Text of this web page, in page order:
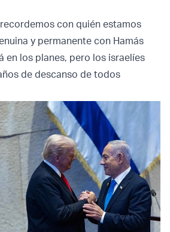
con quién estamos
y permanente con Hamás
en los planes, pero los israelíes
de descanso de todos